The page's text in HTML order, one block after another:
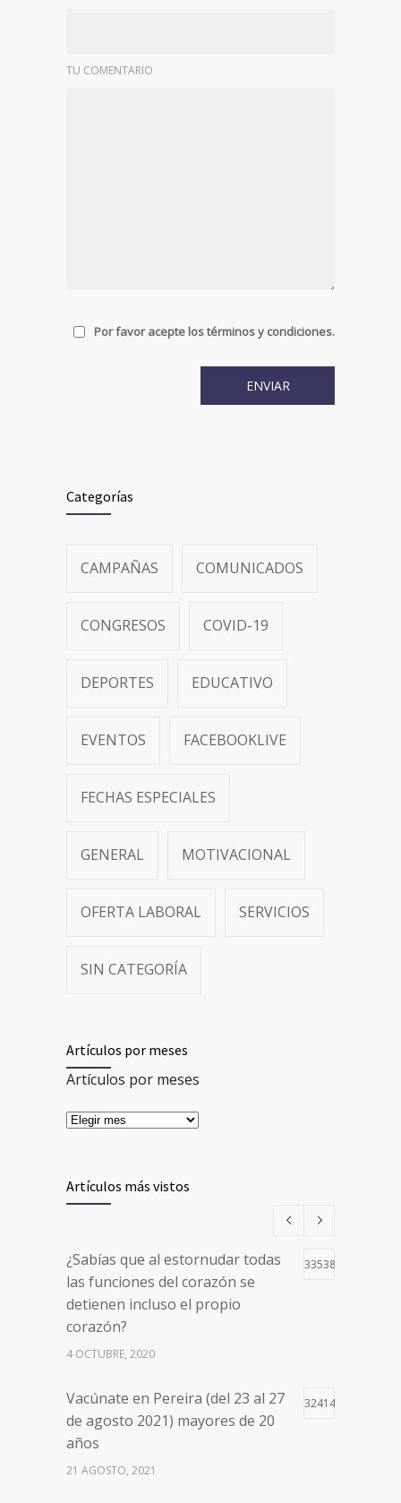
TU COMENTARIO
Por favor acepte los términos y condiciones.
Categorías
CAMPAÑAS COMUNICADOS
CONGRESOS COVID-19
DEPORTES EDUCATIVO
EVENTOS FACEBOOKLIVE
FECHAS ESPECIALES
GENERAL MOTIVACIONAL
OFERTA LABORAL SERVICIOS
SIN CATEGORÍA
Artículos por meses
Artículos por meses
Artículos más vistos
¿Sabías que al estornudar todas
las funciones del corazón se
detienen incluso el propio
corazón?
33538
4 OCTUBRE, 2020
Vacúnate en Pereira (del 23 al 27
de agosto 2021) mayores de 20
años
32414
21 AGOSTO, 2021